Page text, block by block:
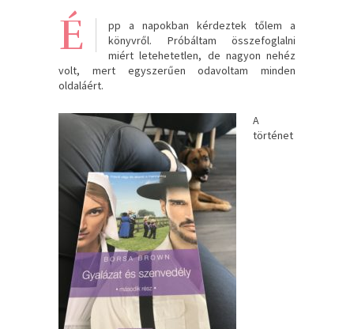
É
pp a napokban kérdeztek tőlem a
könyvről. Próbáltam összefoglalni
miért letehetetlen, de nagyon nehéz
volt, mert egyszerűen odavoltam minden
oldaláért.
A
történet